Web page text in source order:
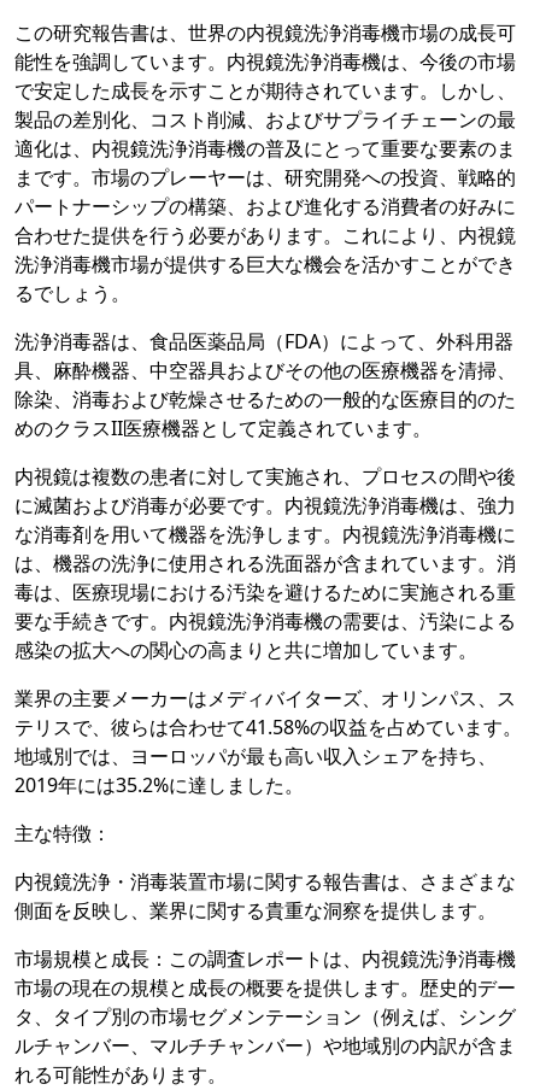
この研究報告書は、世界の内視鏡洗浄消毒機市場の成長可
能性を強調しています。内視鏡洗浄消毒機は、今後の市場
で安定した成長を示すことが期待されています。しかし、
製品の差別化、コスト削減、およびサプライチェーンの最
適化は、内視鏡洗浄消毒機の普及にとって重要な要素のま
まです。市場のプレーヤーは、研究開発への投資、戦略的
パートナーシップの構築、および進化する消費者の好みに
合わせた提供を行う必要があります。これにより、内視鏡
洗浄消毒機市場が提供する巨大な機会を活かすことができ
るでしょう。
洗浄消毒器は、食品医薬品局（FDA）によって、外科用器
具、麻酔機器、中空器具およびその他の医療機器を清掃、
除染、消毒および乾燥させるための一般的な医療目的のた
めのクラスII医療機器として定義されています。
内視鏡は複数の患者に対して実施され、プロセスの間や後
に滅菌および消毒が必要です。内視鏡洗浄消毒機は、強力
な消毒剤を用いて機器を洗浄します。内視鏡洗浄消毒機に
は、機器の洗浄に使用される洗面器が含まれています。消
毒は、医療現場における汚染を避けるために実施される重
要な手続きです。内視鏡洗浄消毒機の需要は、汚染による
感染の拡大への関心の高まりと共に増加しています。
業界の主要メーカーはメディバイターズ、オリンパス、ス
テリスで、彼らは合わせて41.58%の収益を占めています。
地域別では、ヨーロッパが最も高い収入シェアを持ち、
2019年には35.2%に達しました。
主な特徴：
内視鏡洗浄・消毒装置市場に関する報告書は、さまざまな
側面を反映し、業界に関する貴重な洞察を提供します。
市場規模と成長：この調査レポートは、内視鏡洗浄消毒機
市場の現在の規模と成長の概要を提供します。歴史的デー
タ、タイプ別の市場セグメンテーション（例えば、シング
ルチャンバー、マルチチャンバー）や地域別の内訳が含ま
れる可能性があります。